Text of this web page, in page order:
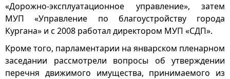
«Дорожно-эксплуатационное управление», затем
МУП «Управление по благоустройству города
Кургана» и с 2008 работал директором МУП «СДП».
Кроме того, парламентарии на январском пленарном
заседании рассмотрели вопросы об утверждении
перечня движимого имущества, принимаемого из